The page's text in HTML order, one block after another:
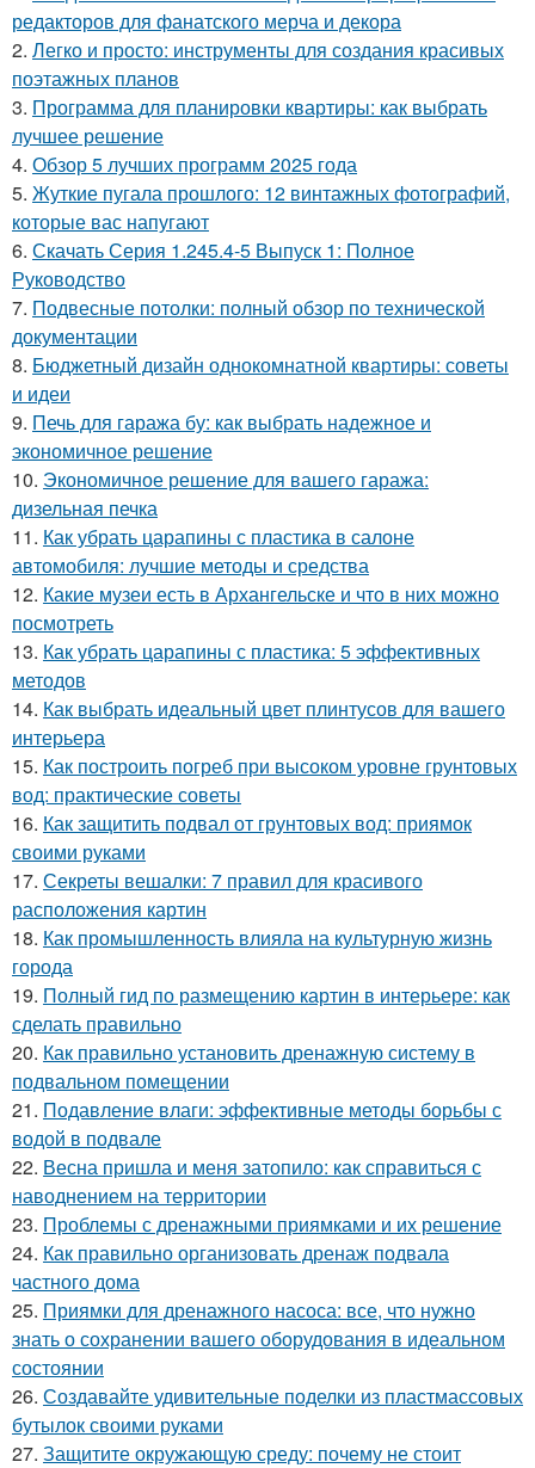
редакторов для фанатского мерча и декора
2. Легко и просто: инструменты для создания красивых
поэтажных планов
3. Программа для планировки квартиры: как выбрать
лучшее решение
4. Обзор 5 лучших программ 2025 года
5. Жуткие пугала прошлого: 12 винтажных фотографий,
которые вас напугают
6. Скачать Серия 1.245.4-5 Выпуск 1: Полное
Руководство
7. Подвесные потолки: полный обзор по технической
документации
8. Бюджетный дизайн однокомнатной квартиры: советы
и идеи
9. Печь для гаража бу: как выбрать надежное и
экономичное решение
10. Экономичное решение для вашего гаража:
дизельная печка
11. Как убрать царапины с пластика в салоне
автомобиля: лучшие методы и средства
12. Какие музеи есть в Архангельске и что в них можно
посмотреть
13. Как убрать царапины с пластика: 5 эффективных
методов
14. Как выбрать идеальный цвет плинтусов для вашего
интерьера
15. Как построить погреб при высоком уровне грунтовых
вод: практические советы
16. Как защитить подвал от грунтовых вод: приямок
своими руками
17. Секреты вешалки: 7 правил для красивого
расположения картин
18. Как промышленность влияла на культурную жизнь
города
19. Полный гид по размещению картин в интерьере: как
сделать правильно
20. Как правильно установить дренажную систему в
подвальном помещении
21. Подавление влаги: эффективные методы борьбы с
водой в подвале
22. Весна пришла и меня затопило: как справиться с
наводнением на территории
23. Проблемы с дренажными приямками и их решение
24. Как правильно организовать дренаж подвала
частного дома
25. Приямки для дренажного насоса: все, что нужно
знать о сохранении вашего оборудования в идеальном
состоянии
26. Создавайте удивительные поделки из пластмассовых
бутылок своими руками
27. Защитите окружающую среду: почему не стоит